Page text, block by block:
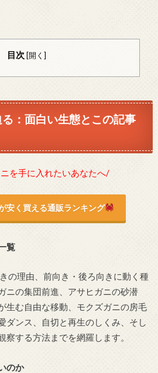
目次 [開く]
：面白い生態とこの記事
を手に入れたいあなたへ/
安く買える通販ランキング
覧
の理由、前向き・後ろ向きに動く種
ニの集団前進、アサヒガニの砂潜
生む自由な移動、モクズガニの房毛
ダンス、自切と再生のしくみ、そし
する方法までを網羅します。
のか